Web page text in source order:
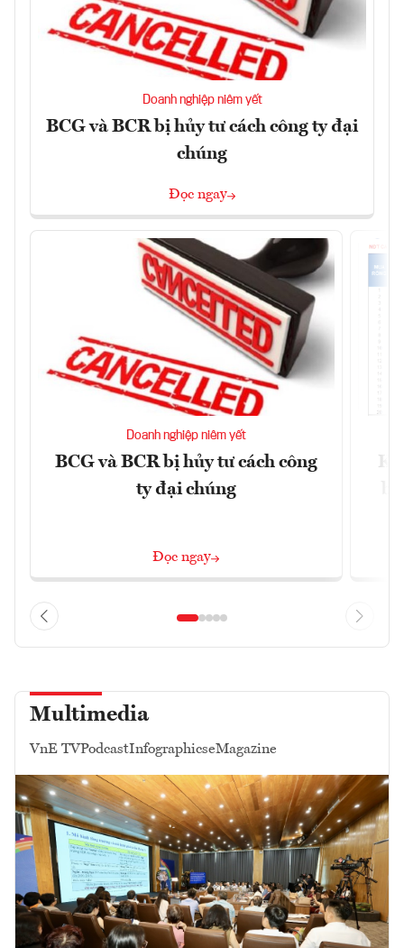
Doanh nghiệp niêm yết
BCG và BCR bị hủy tư cách công ty đại
chúng
Đọc ngay
Doanh nghiệp niêm yết
BCG và BCR bị hủy tư cách công
ty đại chúng
Đọc ngay
Multimedia
VnE TVPodcastInfographicseMagazine